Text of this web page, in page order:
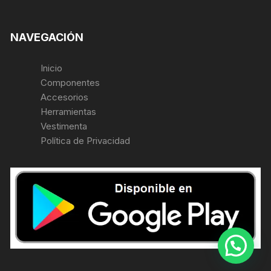
NAVEGACIÓN
Inicio
Componentes
Accesorios
Herramientas
Vestimenta
Política de Privacidad